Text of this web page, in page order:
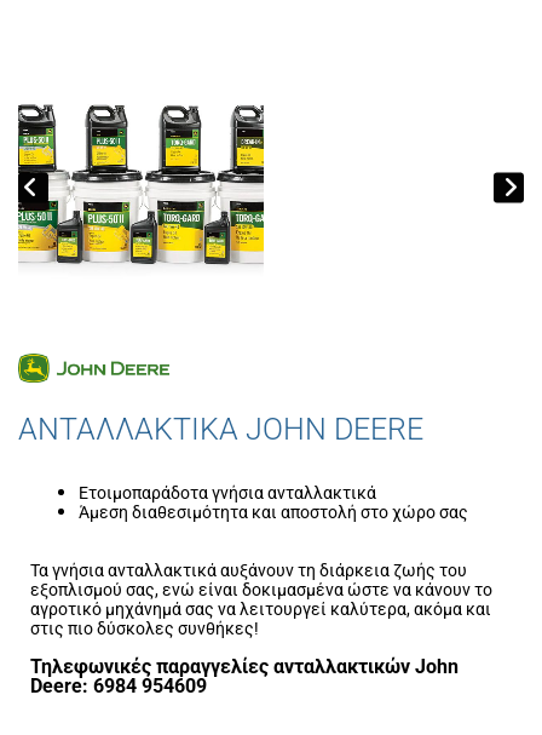
ΑΝΤΑΛΛΑΚΤΙΚΑ JOHN DEERE
Ετοιμοπαράδοτα γνήσια ανταλλακτικά
Άμεση διαθεσιμότητα και αποστολή στο χώρο σας
Τα γνήσια ανταλλακτικά αυξάνουν τη διάρκεια ζωής του
εξοπλισμού σας, ενώ είναι δοκιμασμένα ώστε να κάνουν το
αγροτικό μηχάνημά σας να λειτουργεί καλύτερα, ακόμα και
στις πιο δύσκολες συνθήκες!
Τηλεφωνικές παραγγελίες ανταλλακτικών John
Deere: 6984 954609